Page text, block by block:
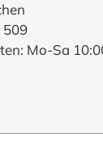
509
Mo-Sa